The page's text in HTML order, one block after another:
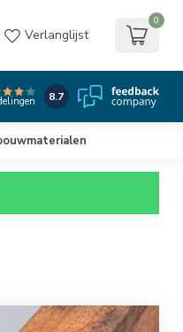
Verlanglijst
0
8.7